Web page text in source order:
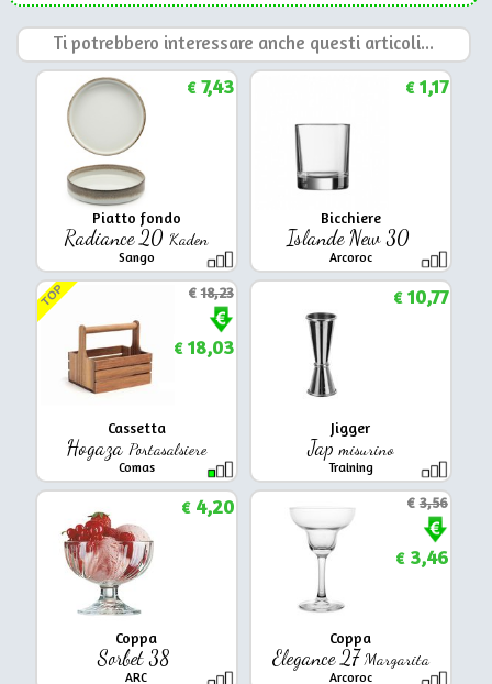
Ti potrebbero interessare anche questi articoli...
Piatto fondo
Radiance 20 Kaden
Sango
€7,43
Bicchiere
Islande New 30
Arcoroc
€1,17
Cassetta
Hogaza Portasalsiere
Comas
TOP €18,23
€18,03
Jigger
Japmisurino
Training
€10,77
Coppa
Sorbet 38
ARC
€4,20
Coppa
Elegance 27Margarita
Arcoroc
€3,56
€3,46